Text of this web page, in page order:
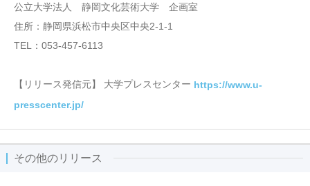
公立大学法人 静岡文化芸術大学 企画室
住所：静岡県浜松市中央区中央2-1-1
TEL：053-457-6113
【リリース発信元】 大学プレスセンター https://www.u-
presscenter.jp/
その他のリリース